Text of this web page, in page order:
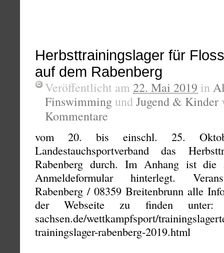
Herbsttrainingslager für
auf dem Rabenberg
Veröffentlicht am 22. Mai 2019 in
Finswimming und Jugend & Kinder
Kommentare
vom 20. bis einschl. 25.
Landestauchsportverband das
Rabenberg durch. Im Anhang ist die
Anmeldeformular hinterlegt.
Rabenberg / 08359 Breitenbrunn alle
der Webseite zu finden unter:
sachsen.de/wettkampfsport/
trainingslager-rabenberg-2019.html